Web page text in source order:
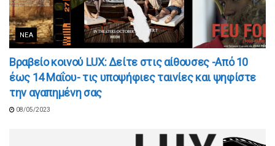
ΝΈΑ
Βραβείο κοινού LUX: Δείτε στις αίθουσες -Από 10
έως 14 Μαΐου- τις υποψήφιες ταινίες και ψηφίστε
την αγαπημένη σας
08/05/2023